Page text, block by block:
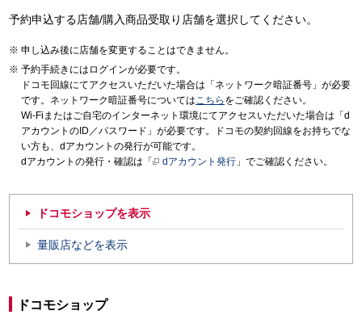
予約申込する店舗/購入商品受取り店舗を選択してください。
申し込み後に店舗を変更することはできません。
予約手続きにはログインが必要です。
ドコモ回線にてアクセスいただいた場合は「ネットワーク暗証番号」が必要
です。ネットワーク暗証番号についてはこちら をご確認ください。
Wi-Fiまたはご自宅のインターネット環境にてアクセスいただいた場合は「d
アカウントのID／パスワード」が必要です。ドコモの契約回線をお持ちでな
い方も、dアカウントの発行が可能です。
dアカウントの発行・確認は「
dアカウント発行 」でご確認ください。
ドコモショップを表示
量販店などを表示
ドコモショップ